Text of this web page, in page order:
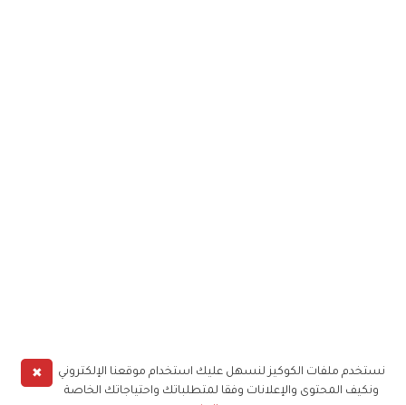
✖
نستخدم ملفات الكوكيز لنسهل عليك استخدام موقعنا الإلكتروني
ونكيف المحتوى والإعلانات وفقا لمتطلباتك واحتياجاتك الخاصة